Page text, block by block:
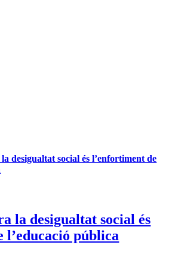
desigualtat social és l’enfortiment de
la desigualtat social és
l’educació pública